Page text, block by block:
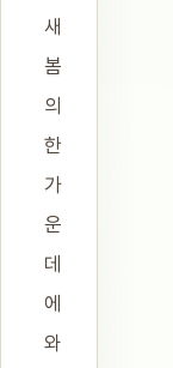
새
봄
의
한
가
운
데
에
와